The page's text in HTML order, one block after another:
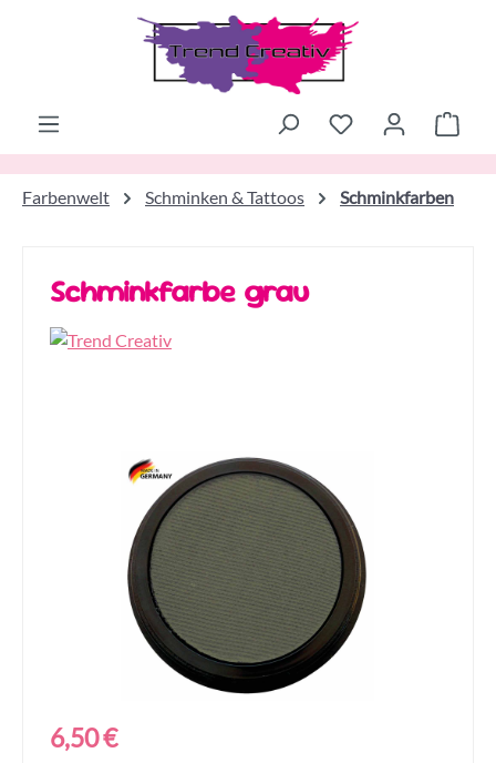
Zum Hauptinhalt springen
Farbenwelt Schminken & Tattoos Schminkfarben
Schminkfarbe grau
Bildergalerie überspringen
Regulärer Preis:
6,50 €